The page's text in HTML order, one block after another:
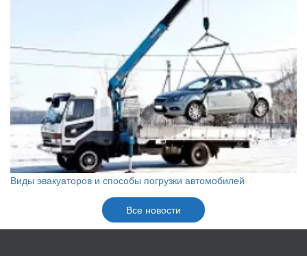
Виды эвакуаторов и способы погрузки автомобилей
Все новости